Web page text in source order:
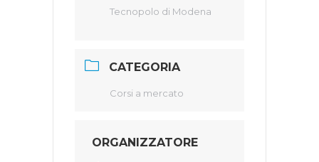
Tecnopolo di Modena
CATEGORIA
Corsi a mercato
ORGANIZZATORE